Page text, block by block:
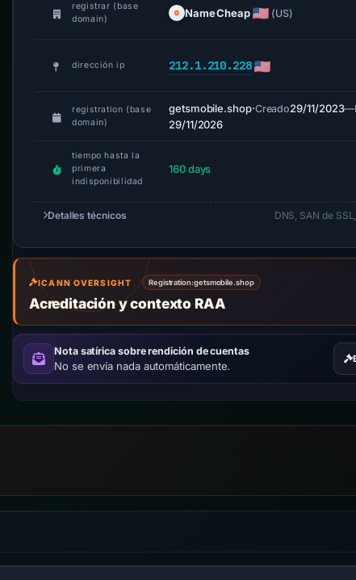
registrar (base
domain)
NameCheap (US)
dirección ip 212.1.210.228
registration (base
domain)
getsmobile.shop·Creado29/11/2023—
29/11/2026
tiempo hasta la
primera
indisponibilidad
160 days
Detalles técnicos DNS, SAN de
ICANN OVERSIGHT Registration:getsmobile.shop
Acreditación y contexto RAA
Nota satírica sobre rendición de cuentas
No se envía nada automáticamente.